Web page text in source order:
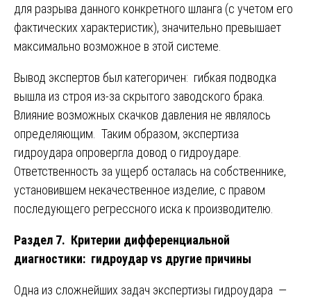
для разрыва данного конкретного шланга (с учетом его
фактических характеристик), значительно превышает
максимально возможное в этой системе.
Вывод экспертов был категоричен: гибкая подводка
вышла из строя из-за скрытого заводского брака.
Влияние возможных скачков давления не являлось
определяющим. Таким образом, экспертиза
гидроудара опровергла довод о гидроударе.
Ответственность за ущерб осталась на собственнике,
установившем некачественное изделие, с правом
последующего регрессного иска к производителю.
Раздел 7. Критерии дифференциальной
диагностики: гидроудар vs другие причины
Одна из сложнейших задач экспертизы гидроудара —